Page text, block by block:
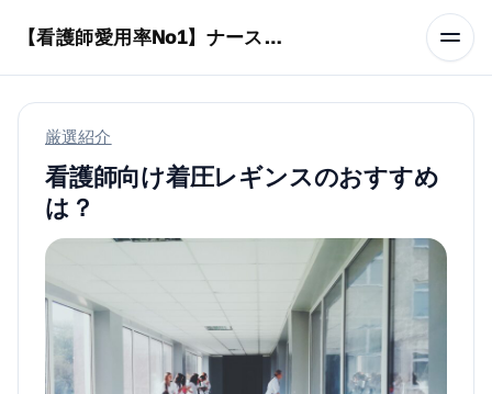
【看護師愛用率No1】ナースリーで人気の商品はコレ
厳選紹介
看護師向け着圧レギンスのおすすめ
は？